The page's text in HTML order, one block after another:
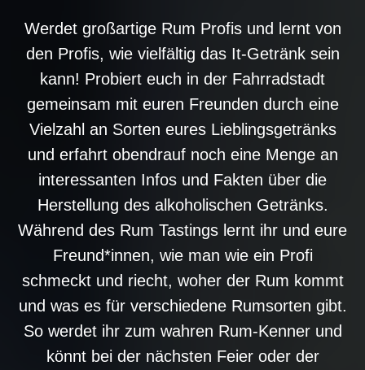
Werdet großartige Rum Profis und lernt von
den Profis, wie vielfältig das It-Getränk sein
kann! Probiert euch in der Fahrradstadt
gemeinsam mit euren Freunden durch eine
Vielzahl an Sorten eures Lieblingsgetränks
und erfahrt obendrauf noch eine Menge an
interessanten Infos und Fakten über die
Herstellung des alkoholischen Getränks.
Während des Rum Tastings lernt ihr und eure
Freund*innen, wie man wie ein Profi
schmeckt und riecht, woher der Rum kommt
und was es für verschiedene Rumsorten gibt.
So werdet ihr zum wahren Rum-Kenner und
könnt bei der nächsten Feier oder der